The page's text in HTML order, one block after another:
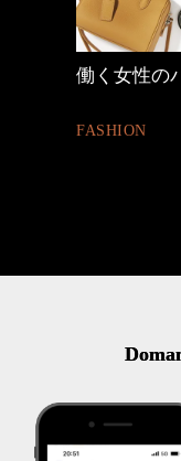
働く女性の
FASHION